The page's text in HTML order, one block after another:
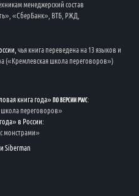
Siberman
книга года»ПО ВЕРСИИ PWC:
школа переговоров»
в России:
монстрами»
менеджерский состав
«СберБанк», ВТБ, РЖД,
чья книга переведена на 13 языков и
(«Кремлевская школа переговоров»)